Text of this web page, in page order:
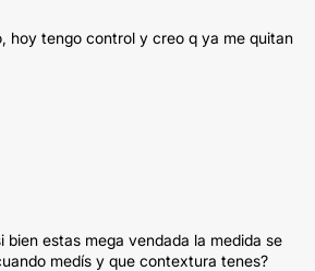
hoy tengo control y creo q ya me quitan
bien estas mega vendada la medida se
medís y que contextura tenes?